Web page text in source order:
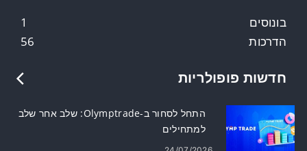
1
בונוסים
56
הדרכות
חדשות פופולריות
התחל לסחור ב-Olymptrade: שלב אחר שלב
למתחילים